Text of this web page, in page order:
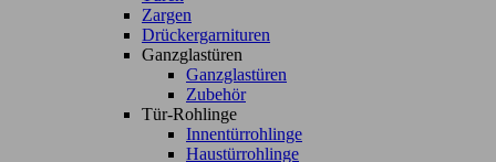
Zargen
Drückergarnituren
Ganzglastüren
Ganzglastüren
Zubehör
Tür-Rohlinge
Innentürrohlinge
Haustürrohlinge